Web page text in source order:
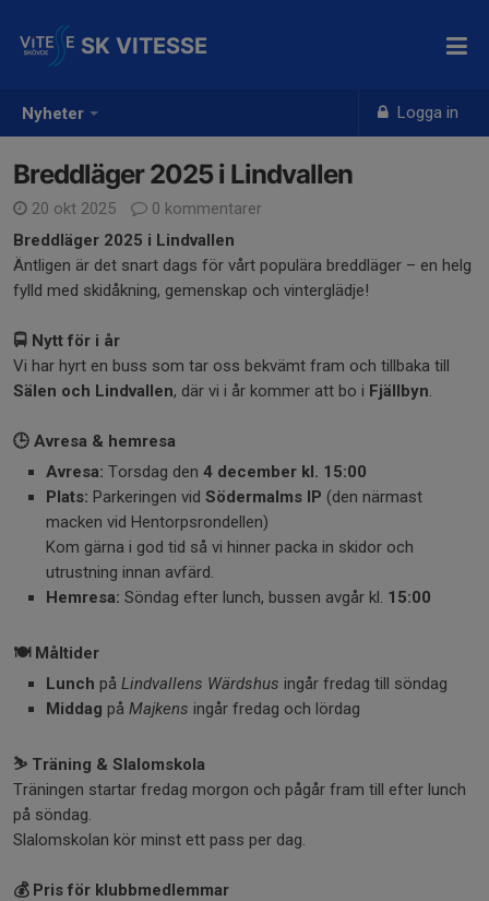
Nyheter Logga in
SK VITESSE
Breddläger 2025 i Lindvallen
20 okt 2025
0 kommentarer
Breddläger 2025 i Lindvallen
Äntligen är det snart dags för vårt populära breddläger – en helg
fylld med skidåkning, gemenskap och vinterglädje!
🚍 Nytt för i år
Vi har hyrt en buss som tar oss bekvämt fram och tillbaka till
Sälen och Lindvallen, där vi i år kommer att bo i Fjällbyn.
🕒 Avresa & hemresa
Avresa: Torsdag den 4 december kl. 15:00
Plats: Parkeringen vid Södermalms IP (den närmast
macken vid Hentorpsrondellen)
Kom gärna i god tid så vi hinner packa in skidor och
utrustning innan avfärd.
Hemresa: Söndag efter lunch, bussen avgår kl. 15:00
🍽️Måltider
Lunch på Lindvallens Wärdshus ingår fredag till söndag
Middag på Majkens ingår fredag och lördag
⛷️ Träning & Slalomskola
Träningen startar fredag morgon och pågår fram till efter lunch
på söndag.
Slalomskolan kör minst ett pass per dag.
💰Pris för klubbmedlemmar